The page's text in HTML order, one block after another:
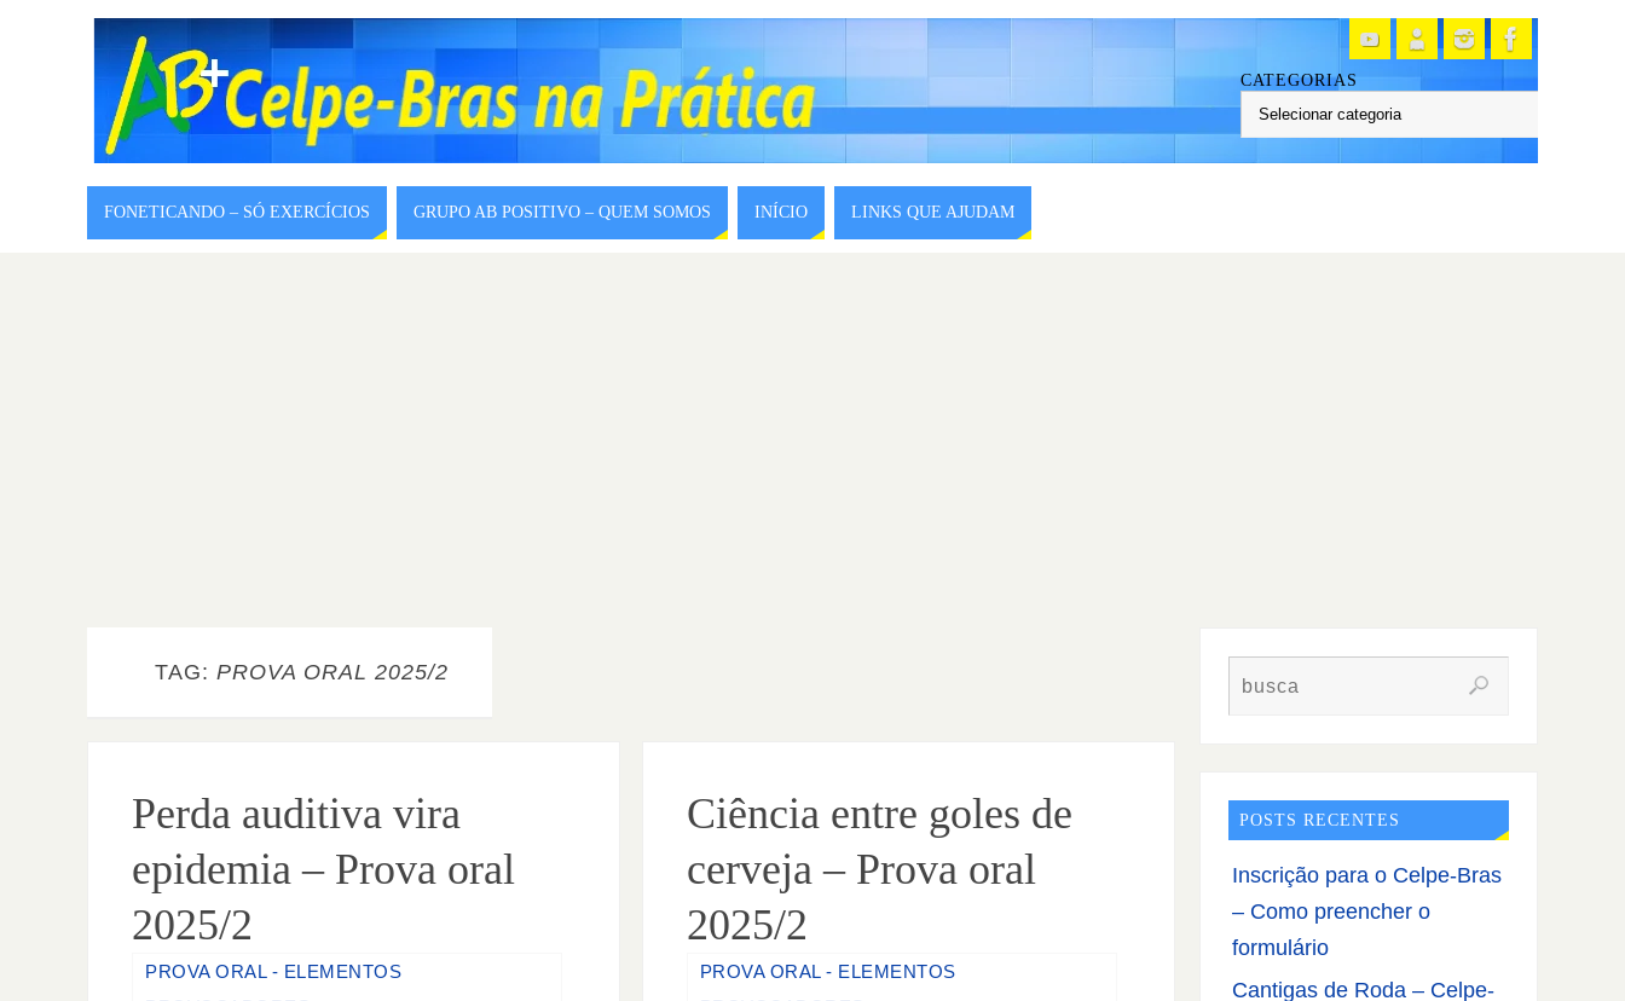
CATEGORIAS
FONETICANDO – SÓ EXERCÍCIOS GRUPO AB POSITIVO – QUEM SOMOS INÍCIO LINKS QUE AJUDAM
TAG: PROVA ORAL 2025/2
Perda auditiva vira
epidemia – Prova oral
2025/2
PROVA ORAL - ELEMENTOS
Ciência entre goles de
cerveja – Prova oral
2025/2
PROVA ORAL - ELEMENTOS
POSTS RECENTES
Inscrição para o Celpe-Bras
– Como preencher o
formulário
Cantigas de Roda – Celpe-